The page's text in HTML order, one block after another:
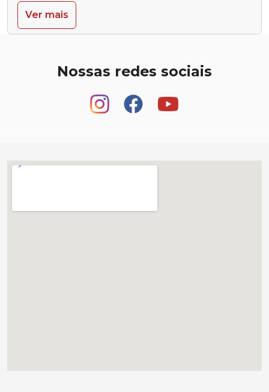
Ver mais
Nossas redes sociais